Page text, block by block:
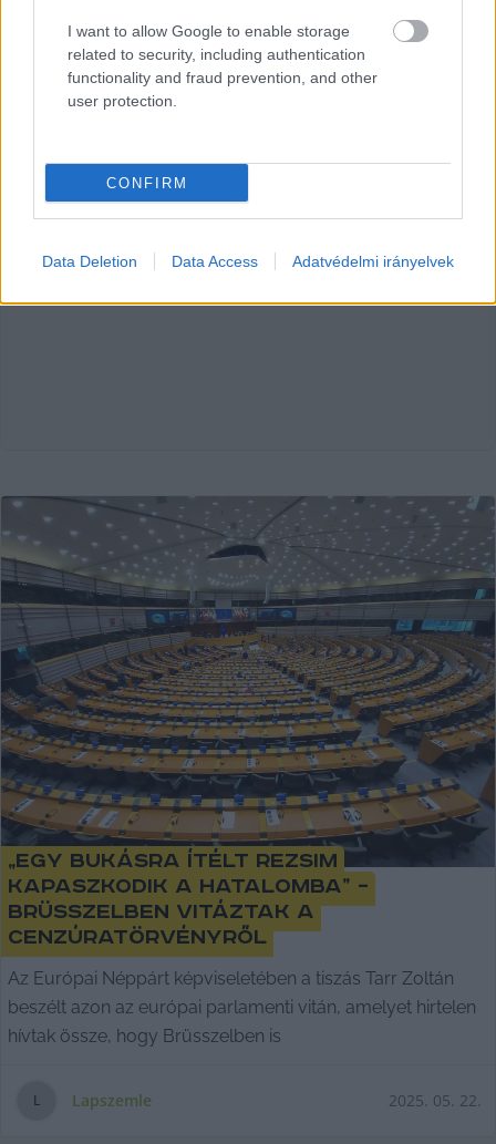
I want to allow Google to enable storage
related to security, including authentication
functionality and fraud prevention, and other
user protection.
CONFIRM
Data Deletion Data Access Adatvédelmi irányelvek
Egy átlagos brüsszeli sajtószemináriumnak indult, de
annál sokkal több lett belőle: hat vidéki független
szerkesztőség, köztük a KecsUP Hírek munkatársai
„Egy bukásra ítélt rezsim
kapaszkodik a hatalomba” –
Brüsszelben vitáztak a
cenzúratörvényről
Az Európai Néppárt képviseletében a tiszás Tarr Zoltán
beszélt azon az európai parlamenti vitán, amelyet hirtelen
hívtak össze, hogy Brüsszelben is
L Lapszemle 2025. 05. 22.